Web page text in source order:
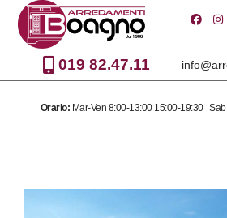
Vai
contenuto
019 82.47.11
Orario: Mar-Ven 8:00-13:00 15:00-19:30